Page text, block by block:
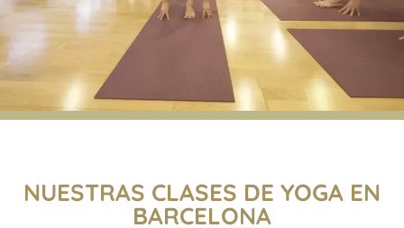
NUESTRAS CLASES DE YOGA EN
BARCELONA